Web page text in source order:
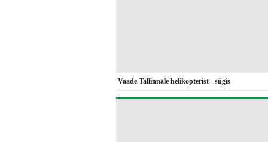
Vaade Tallinnale helikopterist - sügis